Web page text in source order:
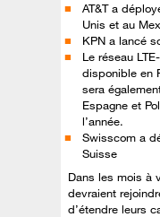
AT&T a
Unis et au
KPN a lancé
Le réseau
disponible en
sera
Espagne et
l’année.
Swisscom a
Suisse
Dans les mois à
devraient
d’étendre leurs